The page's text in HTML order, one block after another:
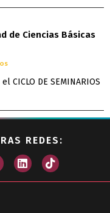
de Ciencias Básicas
CICLO DE SEMINARIOS
REDES: